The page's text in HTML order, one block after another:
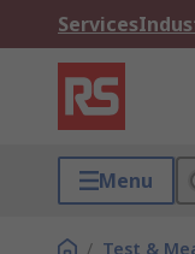
Services
Menu
/ Test &